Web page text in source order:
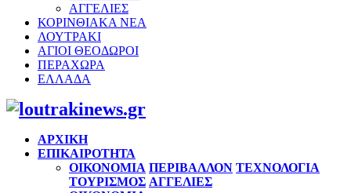
ΑΓΓΕΛΙΕΣ
ΚΟΡΙΝΘΙΑΚΑ ΝΕΑ
ΛΟΥΤΡΑΚΙ
ΑΓΙΟΙ ΘΕΟΔΩΡΟΙ
ΠΕΡΑΧΩΡΑ
ΕΛΛΑΔΑ
Facebook
Twitter
Instagram
Pinterest
Youtube
ΑΡΧΙΚΗ
ΕΠΙΚΑΙΡΟΤΗΤΑ
ΟΙΚΟΝΟΜΙΑ ΠΕΡΙΒΑΛΛΟΝ ΤΕΧΝΟΛΟΓΙΑ
ΤΟΥΡΙΣΜΟΣ ΑΓΓΕΛΙΕΣ